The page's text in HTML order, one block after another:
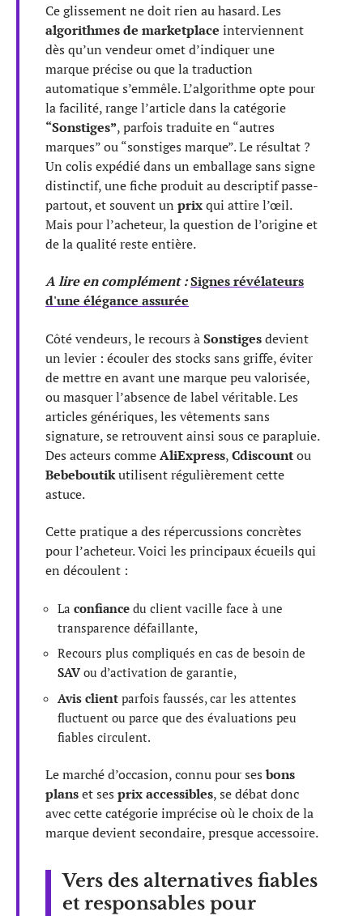
Ce glissement ne doit rien au hasard. Les
algorithmes de marketplace interviennent
dès qu’un vendeur omet d’indiquer une
marque précise ou que la traduction
automatique s’emmêle. L’algorithme opte pour
la facilité, range l’article dans la catégorie
“Sonstiges”, parfois traduite en “autres
marques” ou “sonstiges marque”. Le résultat ?
Un colis expédié dans un emballage sans signe
distinctif, une fiche produit au descriptif passe-
partout, et souvent un prixqui attire l’œil.
Mais pour l’acheteur, la question de l’origine et
de la qualité reste entière.
A lire en complément :Signes révélateurs
d'une élégance assurée
Côté vendeurs, le recours àSonstigesdevient
un levier : écouler des stocks sans griffe, éviter
de mettre en avant une marque peu valorisée,
ou masquer l’absence de label véritable. Les
articles génériques, les vêtements sans
signature, se retrouvent ainsi sous ce parapluie.
Des acteurs commeAliExpress,Cdiscountou
Bebeboutikutilisent régulièrement cette
astuce.
Cette pratique a des répercussions concrètes
pour l’acheteur. Voici les principaux écueils qui
en découlent :
La confiance du client vacille face à une
transparence défaillante,
Recours plus compliqués en cas de besoin de
SAV ou d’activation de garantie,
Avis client parfois faussés, car les attentes
fluctuent ou parce que des évaluations peu
fiables circulent.
Le marché d’occasion, connu pour sesbons
planset ses prix accessibles, se débat donc
avec cette catégorie imprécise où le choix de la
marque devient secondaire, presque accessoire.
Vers des alternatives fiables
et responsables pour